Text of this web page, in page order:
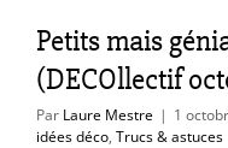
& astuces
Petits mais
(DECOllectif
Par Laure Mestre | 1
idées déco, Trucs & astuces